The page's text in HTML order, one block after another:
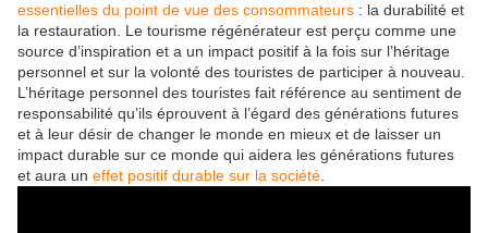
essentielles du point de vue des consommateurs : la durabilité et
la restauration. Le tourisme régénérateur est perçu comme une
source d’inspiration et a un impact positif à la fois sur l’héritage
personnel et sur la volonté des touristes de participer à nouveau.
L’héritage personnel des touristes fait référence au sentiment de
responsabilité qu’ils éprouvent à l’égard des générations futures
et à leur désir de changer le monde en mieux et de laisser un
impact durable sur ce monde qui aidera les générations futures
et aura un effet positif durable sur la société